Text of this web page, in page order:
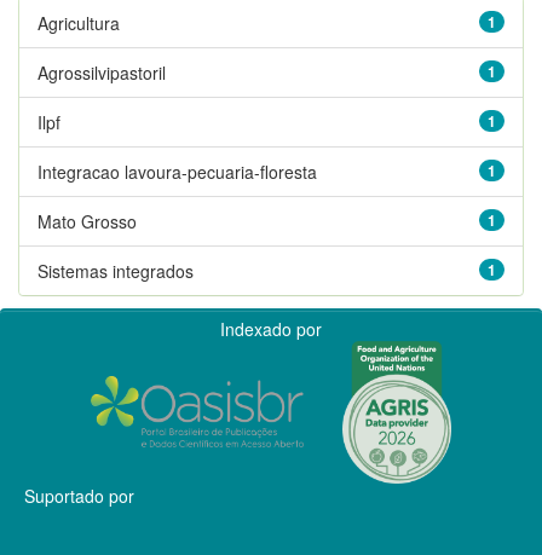
1
Agricultura
1
Agrossilvipastoril
1
Ilpf
1
Integracao lavoura-pecuaria-floresta
1
Mato Grosso
1
Sistemas integrados
Indexado por
Suportado por